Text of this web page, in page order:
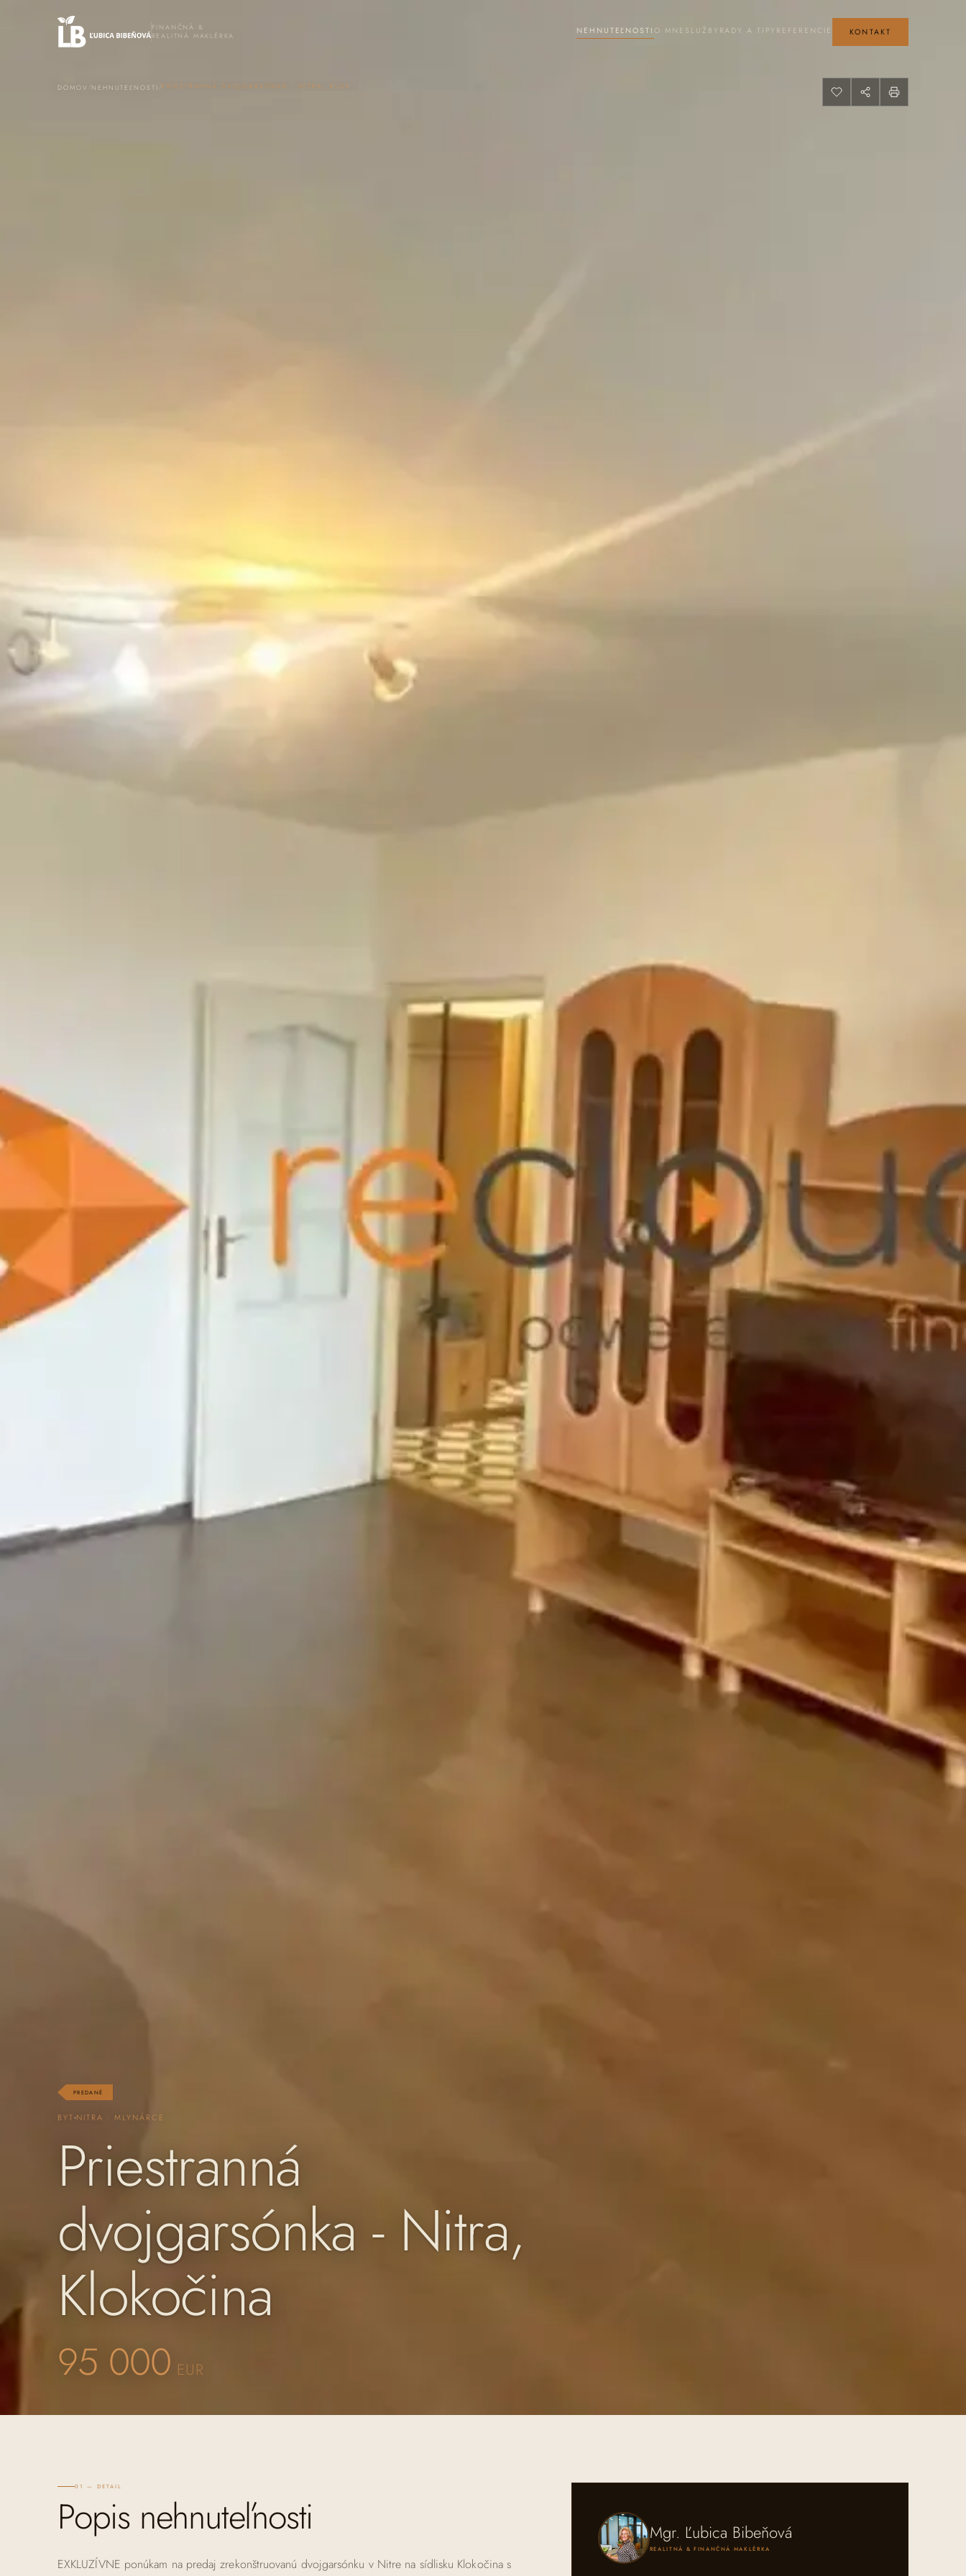
FINANČNÁ &
REALITNÁ MAKLÉRKA
NEHNUTEĽNOSTI O MNE SLUŽBY RADY A TIPY REFERENCIE KONTAKT
DOMOV NEHNUTEĽNOSTI
PREDANÉ
BYT NITRA · MLYNÁRCE
Priestranná
dvojgarsónka - Nitra,
Klokočina
95 000 EUR
01 — DETAIL
Popis nehnuteľnosti
EXKLUZÍVNE ponúkam na predaj zrekonštruovanú dvojgarsónku v Nitre na sídlisku Klokočina s
Mgr. Ľubica Bibeňová
REALITNÁ & FINANČNÁ MAKLÉRKA